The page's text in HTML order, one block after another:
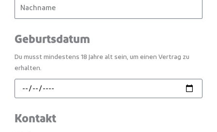
Geburtsdatum
Du musst mindestens 18 Jahre alt sein, um einen Vertrag zu
erhalten.
Kontakt